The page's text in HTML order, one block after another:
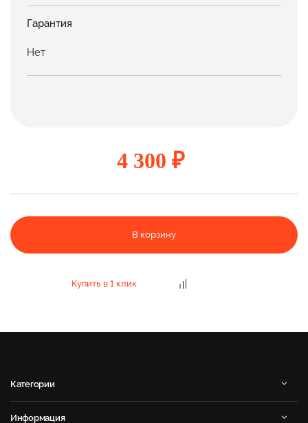
Гарантия
Нет
4 300 ₽
В корзину
Купить в 1 клик
Категории
Информация